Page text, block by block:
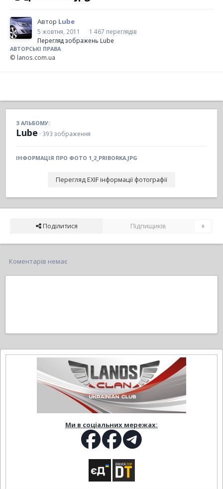
Автор Lube
5 жовтня, 2011
1 467 переглядів
Перегляд зображень Lube
АВТОРСЬКІ ПРАВА
© lanos.com.ua
З АЛЬБОМУ:
Lube · 393 зображення
ІНФОРМАЦІЯ ПРО ФОТО 1_2_PRIBORKA.JPG
Перегляд EXIF інформації фотографії
Поділитися Підпищиків 0
Коментарів немає
Ми в соціальних мережах: